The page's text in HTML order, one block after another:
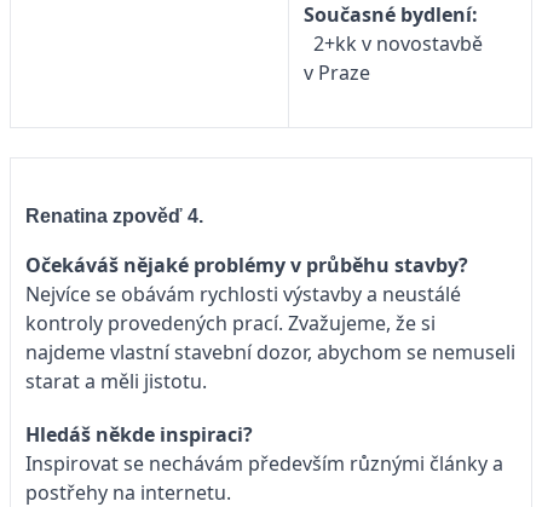
Současné bydlení:
2+kk v novostavbě
v Praze
Renatina zpověď 4.
Očekáváš nějaké problémy v průběhu stavby?
Nejvíce se obávám rychlosti výstavby a neustálé
kontroly provedených prací. Zvažujeme, že si
najdeme vlastní stavební dozor, abychom se nemuseli
starat a měli jistotu.
Hledáš někde inspiraci?
Inspirovat se nechávám především různými články a
postřehy na internetu.